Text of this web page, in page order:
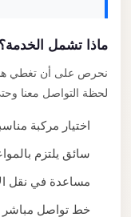
ماذا تشمل الخدمة؟
نحرص على أن تغطي هذه
لحظة التواصل معنا
اختيار مركبة
سائق يلتزم
مساعدة في نقل
خط تواصل مباشر